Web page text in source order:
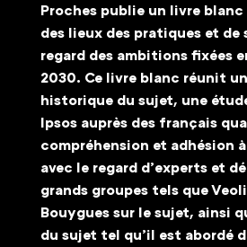
Proches publie un livre
des lieux des pratiques et de
regard des ambitions fixées
2030. Ce livre blanc réunit
historique du sujet, une
Ipsos auprès des français
compréhension et adhésion
avec le regard d’experts et
grands groupes tels que
Bouygues sur le sujet, ainsi
du sujet tel qu’il est abordé